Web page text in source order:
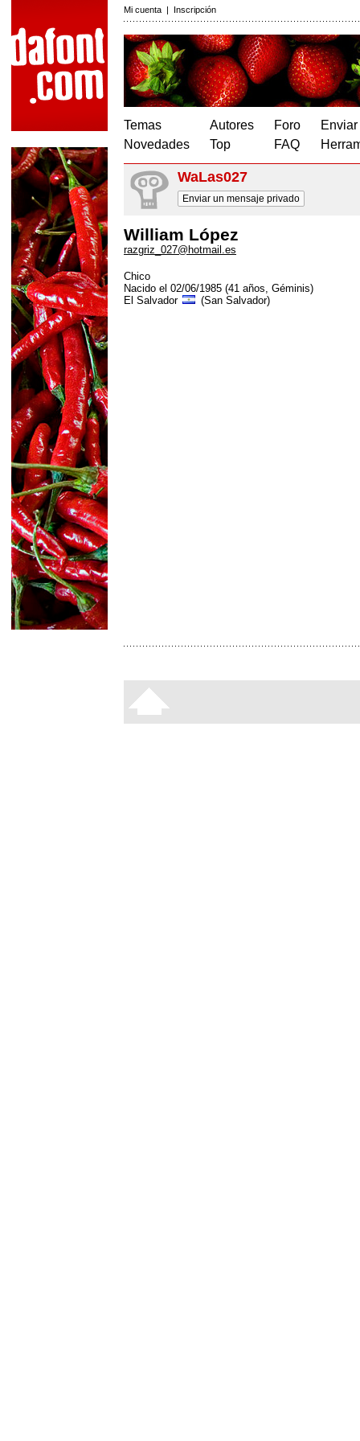
Mi cuenta | Inscripción
Temas
Novedades
Autores
Top
Foro
FAQ
WaLas027
Enviar un mensaje privado
William López
razgriz_027@hotmail.es
Chico
Nacido el 02/06/1985 (41 años, Géminis)
El Salvador
(San Salvador)